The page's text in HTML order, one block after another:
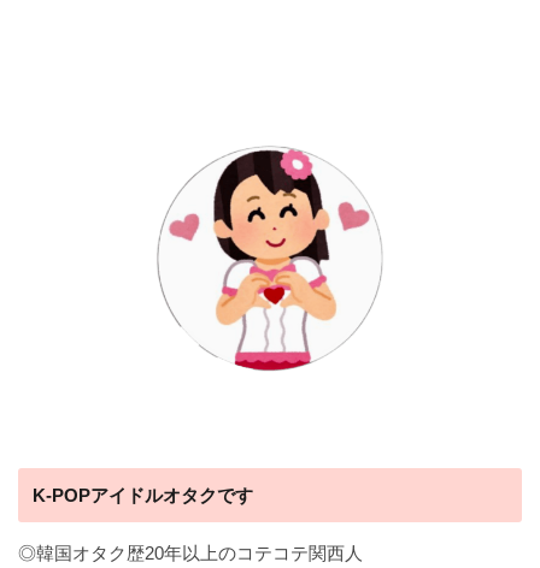
K-POPアイドルオタクです
◎韓国オタク歴20年以上のコテコテ関西人